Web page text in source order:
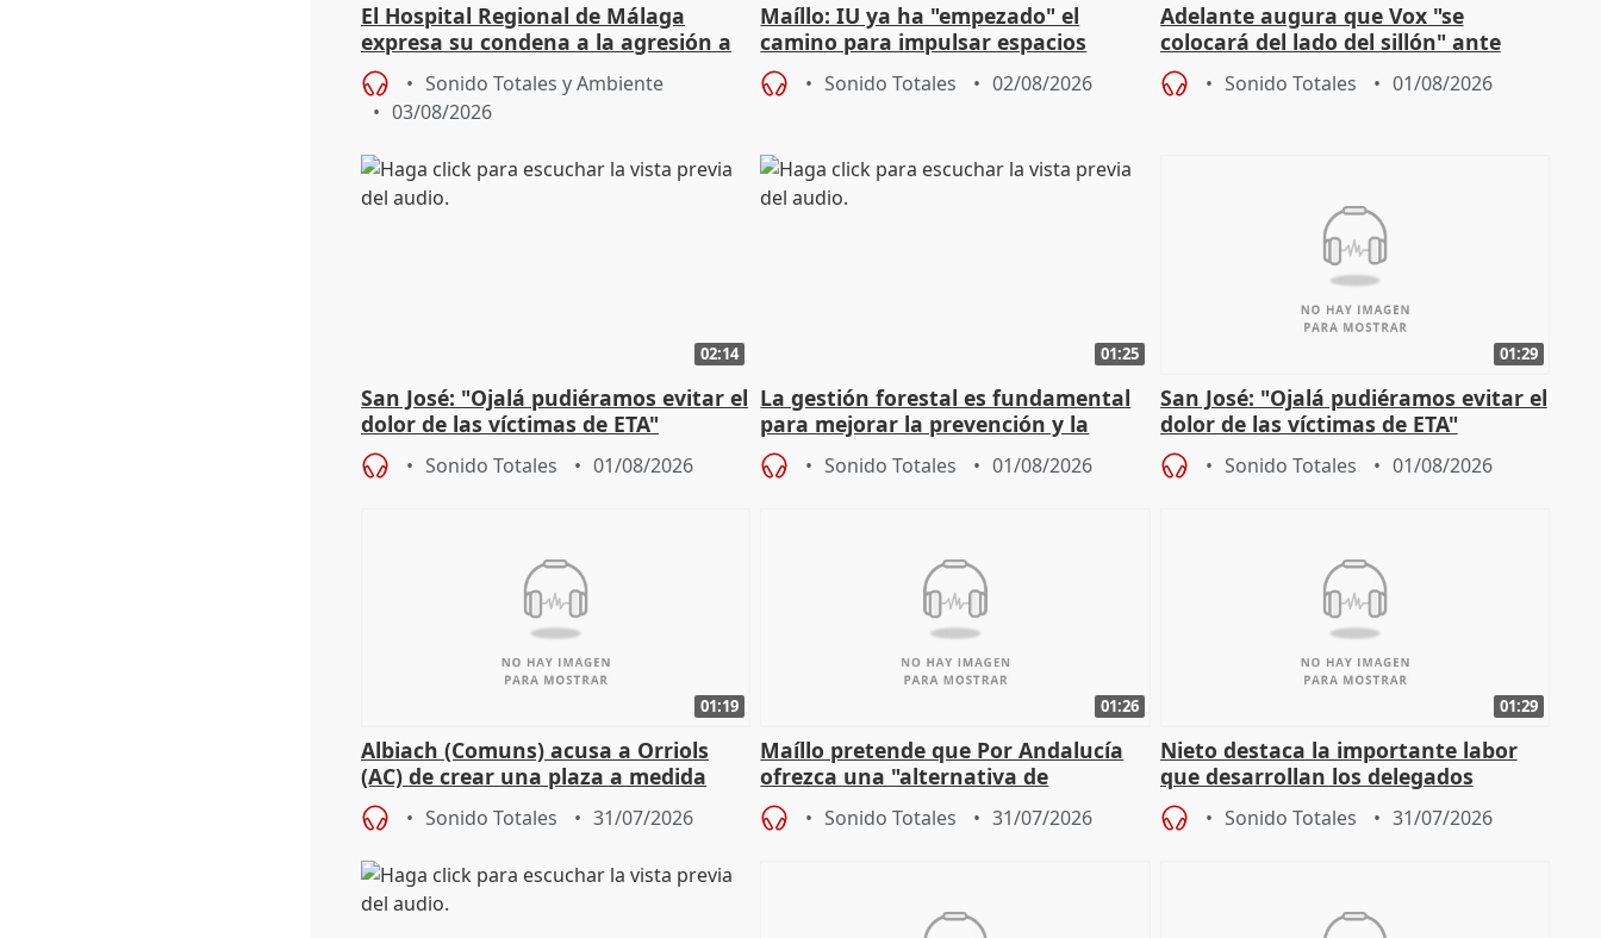
El Hospital Regional de Málaga
expresa su condena a la agresión a
dos enfermeras de Urgencias
Sonido Totales y Ambiente
03/08/2026
Maíllo: IU ya ha "empezado" el
camino para impulsar espacios
unitarios para las municipales
Sonido Totales 02/08/2026
Adelante augura que Vox "se
colocará del lado del sillón" ante
iniciativas de la oposición
Sonido Totales 01/08/2026
02:14
San José: "Ojalá pudiéramos evitar el
dolor de las víctimas de ETA"
Sonido Totales 01/08/2026
01:25
La gestión forestal es fundamental
para mejorar la prevención y la
actuación frente a incendios
Sonido Totales 01/08/2026
01:29
San José: "Ojalá pudiéramos evitar el
dolor de las víctimas de ETA"
Sonido Totales 01/08/2026
01:19
Albiach (Comuns) acusa a Orriols
(AC) de crear una plaza a medida
para su hija en Ripoll (Girona)
Sonido Totales 31/07/2026
01:26
Maíllo pretende que Por Andalucía
ofrezca una "alternativa de
gobierno" con su labor de oposición
Sonido Totales 31/07/2026
01:29
Nieto destaca la importante labor
que desarrollan los delegados
territoriales de la Junta
Sonido Totales 31/07/2026